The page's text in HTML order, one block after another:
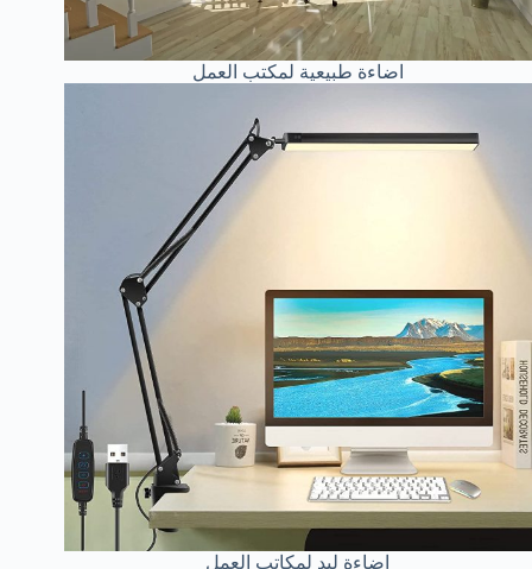
اضاءة طبيعية لمكتب العمل
اضاءة ليد لمكاتب العمل